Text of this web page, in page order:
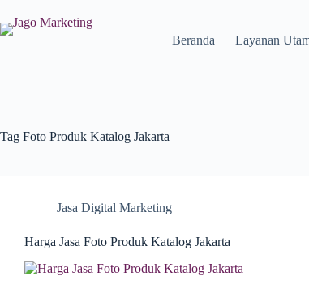
Beranda Layanan
Tag Foto Produk Katalog Jakarta
Jasa Digital Marketing
Harga Jasa Foto Produk Katalog Jakarta